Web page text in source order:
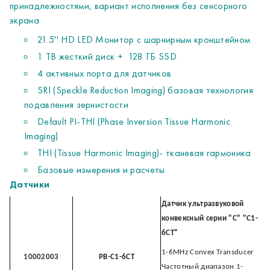
10002004 PB-P1-5CT
Датчик ультразвуковой
P1-5CT
Частотный диапазон 1-
5MГц, плотность 64
элемента, угол
линейный высокой
плотности (H) серии "L"
Частотный диапазон 3-12
MГц, плотность 192
элемента, апертура 38.4
Опции
принадлежностями, вариант исполнения без сенсорного
экрана
21.5'' HD LED Монитор с шарнирным кронштейном
1 ТВ жесткий диск + 128 ГБ SSD
4 активных порта для датчиков
SRI (Speckle Reduction Imaging) базовая технология
подавления зернистости
Default PI-THI (Phase Inversion Tissue Harmonic
Imaging)
THI (Tissue Harmonic Imaging)- тканевая гармоника
Базовые измерения и расчеты
Датчики
10002003 PB-C1-6CT
Датчик ультразвуковой
конвексный серии "C" "C1-
6CT"
1-6MHz Convex Transducer
Частотный диапазон 1-